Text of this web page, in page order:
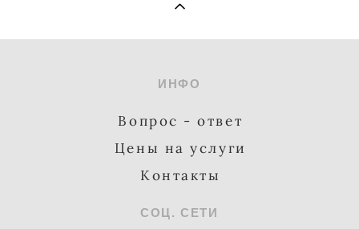
ИНФО
Вопрос - ответ
Цены на услуги
Контакты
СОЦ. СЕТИ